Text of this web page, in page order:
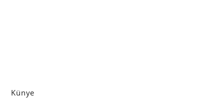
Künye